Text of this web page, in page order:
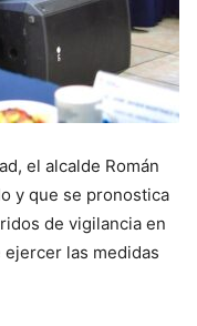
el alcalde Román
y que se pronostica
de vigilancia en
ejercer las medidas